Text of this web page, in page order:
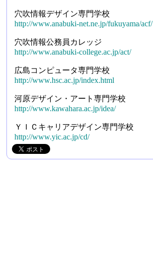
穴吹情報デザイン専門学校
http://www.anabuki-net.ne.jp/fukuyama/acf/
穴吹情報公務員カレッジ
http://www.anabuki-college.ac.jp/act/
広島コンピュータ専門学校
http://www.hsc.ac.jp/index.html
河原デザイン・アート専門学校
http://www.kawahara.ac.jp/idea/
ＹＩＣキャリアデザイン専門学校
http://www.yic.ac.jp/cd/